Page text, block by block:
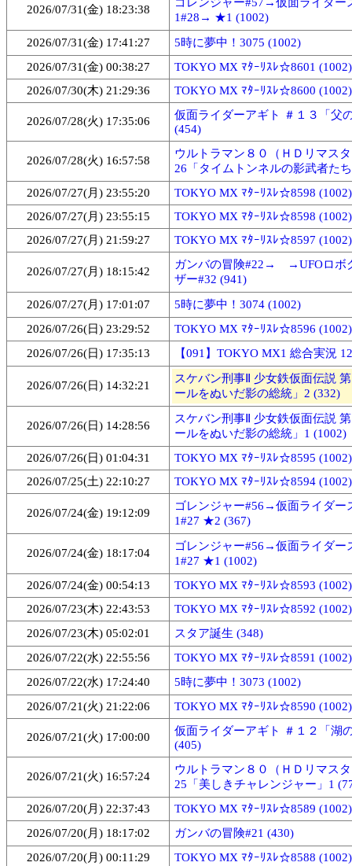
2026/07/31(金) 18:23:38
1#28→ ★1 (1002)
2026/07/31(金) 17:41:27
5時に夢中！3075 (1002)
2026/07/31(金) 00:38:27
TOKYO MX ﾏﾀｰﾘｽﾚ☆8601 (1002)
2026/07/30(木) 21:29:36
TOKYO MX ﾏﾀｰﾘｽﾚ☆8600 (1002)
2026/07/28(火) 17:35:06
仮面ライダーアギト ＃１３「父
(454)
2026/07/28(火) 16:57:58
ウルトラマン８０（ＨＤリマス
26「タイムトンネルの影武者た
2026/07/27(月) 23:55:20
TOKYO MX ﾏﾀｰﾘｽﾚ☆8598 (1002)
2026/07/27(月) 23:55:15
TOKYO MX ﾏﾀｰﾘｽﾚ☆8598 (1002)
2026/07/27(月) 21:59:27
TOKYO MX ﾏﾀｰﾘｽﾚ☆8597 (1002)
2026/07/27(月) 18:15:42
ガンバの冒険#22→ →UFOロボ
ザー#32 (941)
2026/07/27(月) 17:01:07
5時に夢中！3074 (1002)
2026/07/26(日) 23:29:52
TOKYO MX ﾏﾀｰﾘｽﾚ☆8596 (1002)
2026/07/26(日) 17:35:13
【091】TOKYO MX1 総合実況
2026/07/26(日) 14:32:21
スケバン刑事Ⅱ 少女鉄仮面伝説
ールをぬいだ影の総統」2 (332)
2026/07/26(日) 14:28:56
スケバン刑事Ⅱ 少女鉄仮面伝説
ールをぬいだ影の総統」1 (1002)
2026/07/26(日) 01:04:31
TOKYO MX ﾏﾀｰﾘｽﾚ☆8595 (1002)
2026/07/25(土) 22:10:27
TOKYO MX ﾏﾀｰﾘｽﾚ☆8594 (1002)
2026/07/24(金) 19:12:09
ゴレンジャー#56→仮面ライダー
1#27 ★2 (367)
2026/07/24(金) 18:17:04
ゴレンジャー#56→仮面ライダー
1#27 ★1 (1002)
2026/07/24(金) 00:54:13
TOKYO MX ﾏﾀｰﾘｽﾚ☆8593 (1002)
2026/07/23(木) 22:43:53
TOKYO MX ﾏﾀｰﾘｽﾚ☆8592 (1002)
2026/07/23(木) 05:02:01
スタア誕生 (348)
2026/07/22(水) 22:55:56
TOKYO MX ﾏﾀｰﾘｽﾚ☆8591 (1002)
2026/07/22(水) 17:24:40
5時に夢中！3073 (1002)
2026/07/21(火) 21:22:06
TOKYO MX ﾏﾀｰﾘｽﾚ☆8590 (1002)
2026/07/21(火) 17:00:00
仮面ライダーアギト ＃１２「湖
(405)
2026/07/21(火) 16:57:24
ウルトラマン８０（ＨＤリマス
25「美しきチャレンジャー」1
2026/07/20(月) 22:37:43
TOKYO MX ﾏﾀｰﾘｽﾚ☆8589 (1002)
2026/07/20(月) 18:17:02
ガンバの冒険#21 (430)
2026/07/20(月) 00:11:29
TOKYO MX ﾏﾀｰﾘｽﾚ☆8588 (1002)